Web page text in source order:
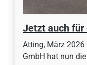
Jetzt auch für
Atting, März 2026
GmbH hat nun